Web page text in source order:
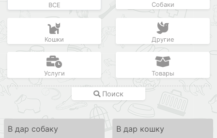
ВСЕ Собаки
Кошки Другие
Услуги Товары
Поиск
В дар собаку В дар кошку